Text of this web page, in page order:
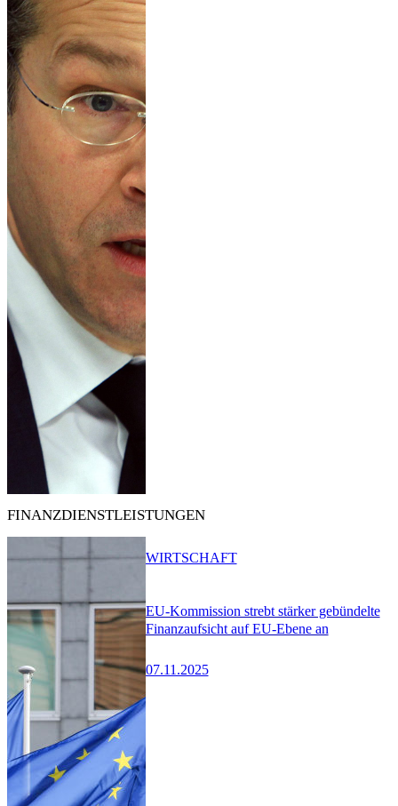
FINANZDIENSTLEISTUNGEN
EU-Kommission strebt stärker gebündelte
Finanzaufsicht auf EU-Ebene an
07.11.2025
WIRTSCHAFT